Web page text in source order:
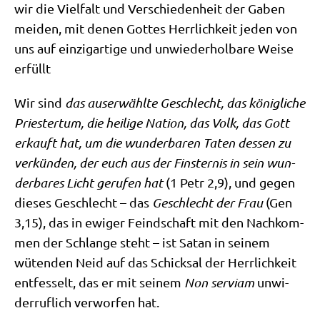
wir die Viel­falt und Ver­schie­den­heit der Gaben
mei­den, mit denen Got­tes Herr­lich­keit jeden von
uns auf ein­zig­ar­ti­ge und unwie­der­hol­ba­re Wei­se
erfüllt
Wir sind das aus­er­wähl­te Geschlecht, das könig­li­che
Prie­ster­tum, die hei­li­ge Nati­on, das Volk, das Gott
erkauft hat, um die wun­der­ba­ren Taten des­sen zu
ver­kün­den, der euch aus der Fin­ster­nis in sein wun­
der­ba­res Licht geru­fen hat(1 Petr 2,9), und gegen
die­ses Geschlecht – das Geschlecht der Frau(Gen
3,15), das in ewi­ger Feind­schaft mit den Nach­kom­
men der Schlan­ge steht – ist Satan in sei­nem
wüten­den Neid auf das Schick­sal der Herr­lich­keit
ent­fes­selt, das er mit sei­nem Non ser­viam unwi­
der­ruf­lich ver­wor­fen hat.